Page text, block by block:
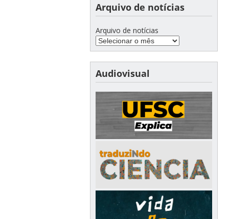
Arquivo de notícias
Arquivo de notícias
Audiovisual